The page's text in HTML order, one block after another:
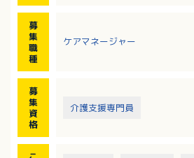
募
集
職
種
ケアマネージャー
募
集
資
格
介護支援専門員